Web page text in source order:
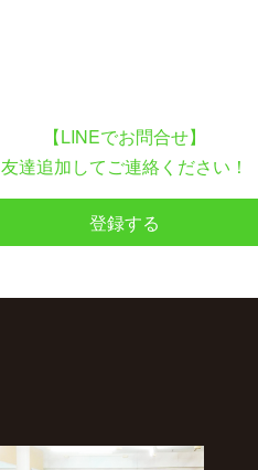
【LINEでお問合せ】
友達追加してご連絡ください！
登録する